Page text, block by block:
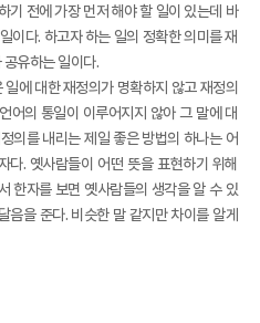
기 전에 가장 먼저 해야 할 일이 있는데 바
이다. 하고자 하는 일의 정확한 의미를 재
유하는 일이다.
에 대한 재정의가 명확하지 않고 재정의
어의 통일이 이루어지지 않아 그 말에 대
의를 내리는 제일 좋은 방법의 하나는 어
다. 옛사람들이 어떤 뜻을 표현하기 위해
한자를 보면 옛사람들의 생각을 알 수 있
음을 준다. 비슷한 말 같지만 차이를 알게